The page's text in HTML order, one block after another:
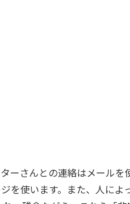
ーさんとの連絡はメール
を使います。また、人に